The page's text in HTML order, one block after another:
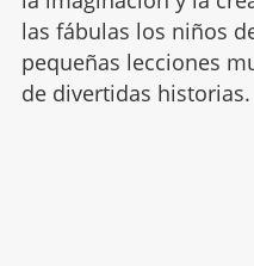
las fábulas los niños
pequeñas lecciones
de divertidas historias.